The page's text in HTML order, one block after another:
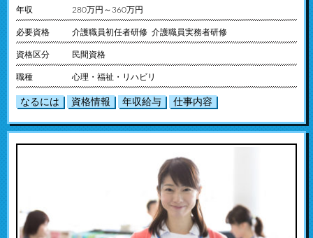
年収 280万円～360万円
必要資格 介護職員初任者研修 介護職員実務者研修
資格区分 民間資格
職種 心理・福祉・リハビリ
なるには 資格情報 年収給与 仕事内容